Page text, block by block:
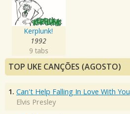
Kerplunk!
1992
9 tabs
TOP UKE CANÇÕES (AGOSTO)
1. Can't Help Falling In Love With You
Elvis Presley